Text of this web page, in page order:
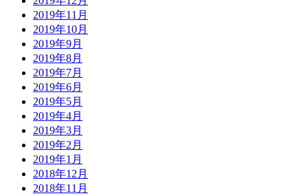
2019年11月
2019年10月
2019年9月
2019年8月
2019年7月
2019年6月
2019年5月
2019年4月
2019年3月
2019年2月
2019年1月
2018年12月
2018年11月